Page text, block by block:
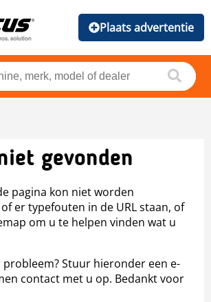
Plaats advertentie
gevonden
pagina kon niet worden
er typefouten in de URL staan, of
om u te helpen vinden wat u
probleem? Stuur hieronder een e-
contact met u op. Bedankt voor